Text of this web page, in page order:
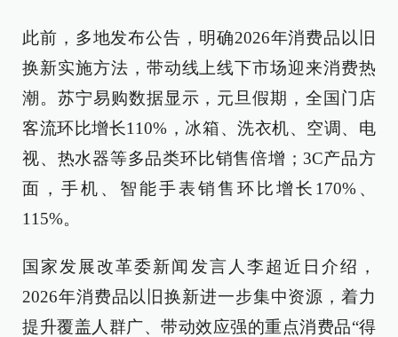
此前，多地发布公告，明确2026年消费品以旧
换新实施方法，带动线上线下市场迎来消费热
潮。苏宁易购数据显示，元旦假期，全国门店
客流环比增长110%，冰箱、洗衣机、空调、电
视、热水器等多品类环比销售倍增；3C产品方
面，手机、智能手表销售环比增长170%、
115%。
国家发展改革委新闻发言人李超近日介绍，
2026年消费品以旧换新进一步集中资源，着力
提升覆盖人群广、带动效应强的重点消费品“得